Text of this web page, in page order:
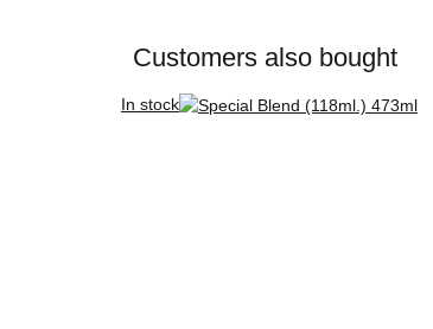
Customers also bought
In stock